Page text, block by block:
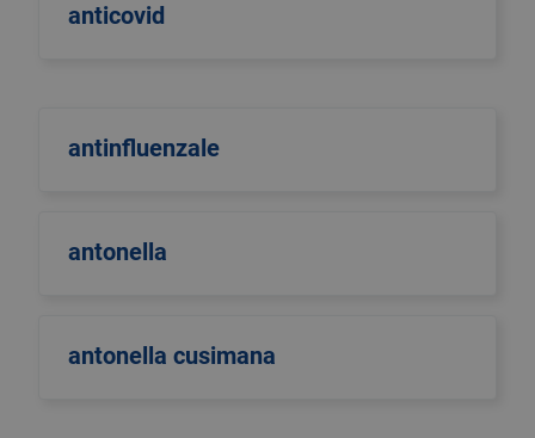
anticovid
antinfluenzale
antonella
antonella cusimana